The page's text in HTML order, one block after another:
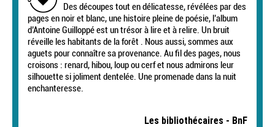
Des découpes tout en délicatesse, révélées par des
pages en noir et blanc, une histoire pleine de poésie, l’album
d’Antoine Guilloppé est un trésor à lire et à relire. Un bruit
réveille les habitants de la forêt . Nous aussi, sommes aux
aguets pour connaître sa provenance. Au fil des pages, nous
croisons : renard, hibou, loup ou cerf et nous admirons leur
silhouette si joliment dentelée. Une promenade dans la nuit
enchanteresse.
Les bibliothécaires - BnF